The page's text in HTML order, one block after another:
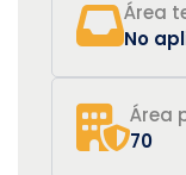
Área
No
Área
70